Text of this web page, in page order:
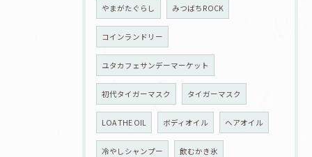
やまがたぐらし みつばちROCK
コインランドリー
ユタカフェサンデーマーケット
初代タイガーマスク タイガーマスク
LOA THE OIL ボディオイル ヘアオイル
冷やしシャンプー 飲むかき氷